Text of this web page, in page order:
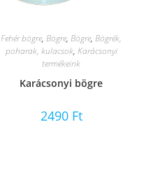
Fehér bögre,Bögre,Bögre,Bögrék,
poharak, kulacsok, Karácsonyi
termékeink
Karácsonyi bögre
2490 Ft